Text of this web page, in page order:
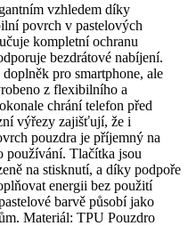
vzhledem díky
povrch v pastelových
kompletní ochranu
bezdrátové nabíjení.
pro smartphone, ale
z flexibilního a
chrání telefon před
výřezy zajišťují, že i
pouzdra je příjemný na
používání. Tlačítka jsou
na stisknutí, a díky podpoře
energii bez použití
barvě působí jako
Materiál: TPU Pouzdro